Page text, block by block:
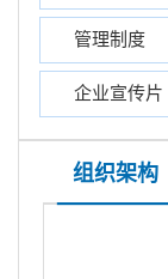
管理制度
企业宣传片
组织架构